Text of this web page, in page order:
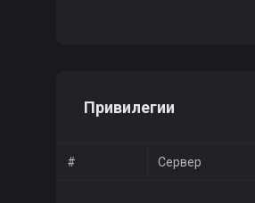
Привилегии
# Сервер